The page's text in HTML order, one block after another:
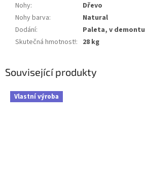
Nohy:
Dřevo
Nohy barva:
Natural
Dodání:
Paleta, v demontu
Skutečná hmotnost!: 28 kg
Související produkty
Vlastní výroba